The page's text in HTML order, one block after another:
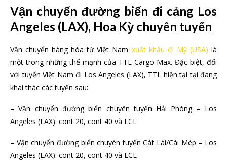
Vận chuyển đường biển đi cảng Los
Angeles (LAX), Hoa Kỳ chuyên tuyến
Vận chuyển hàng hóa từ Việt Nam xuất khẩu đi Mỹ (USA) là
một trong những thế mạnh của TTL Cargo Max. Đặc biệt, đối
với tuyến Việt Nam đi Los Angeles (LAX), TTL hiện tại tại đang
khai thác các tuyến sau:
– Vận chuyển đường biển chuyên tuyến Hải Phòng – Los
Angeles (LAX): cont 20, cont 40 và LCL
– Vận chuyển đường biển chuyên tuyến Cát Lái/Cái Mép – Los
Angeles (LAX): cont 20, cont 40 và LCL